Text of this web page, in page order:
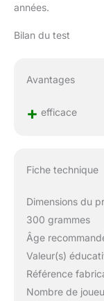
années.
Bilan du test
Avantages
+ efficace
Fiche technique
Dimensions du
300 grammes
Âge
Valeur(s)
Référence
Nombre de